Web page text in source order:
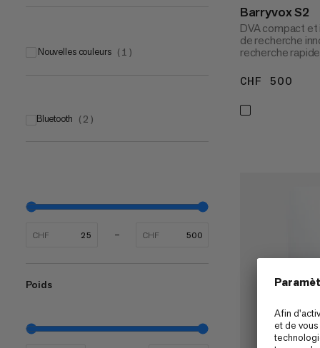
Nouvelles couleurs ( 1 )
Bluetooth ( 2 )
CHF CHF
Poids
Barryvox S2
DVA compact
de recherche
recherche
CHF 500